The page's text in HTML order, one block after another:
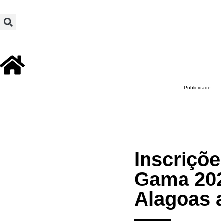
Publicidade
Gama
Alagoas